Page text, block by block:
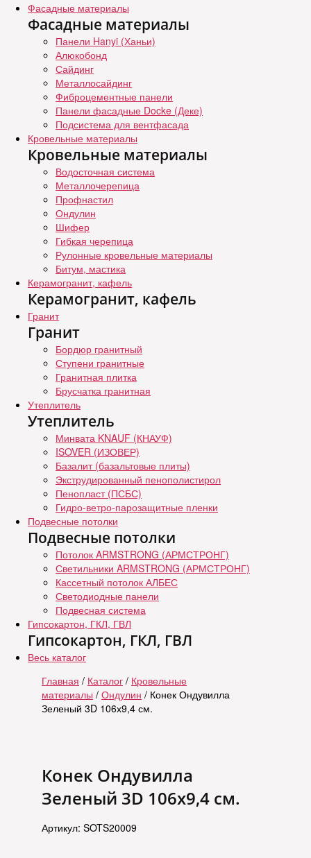
Фасадные материалы
Фасадные материалы
Панели Hanyi (Ханьи)
Алюкобонд
Сайдинг
Металлосайдинг
Фиброцементные панели
Панели фасадные Docke (Деке)
Подсистема для вентфасада
Кровельные материалы
Кровельные материалы
Водосточная система
Металлочерепица
Профнастил
Ондулин
Шифер
Гибкая черепица
Рулонные кровельные материалы
Битум, мастика
Керамогранит, кафель
Керамогранит, кафель
Гранит
Гранит
Бордюр гранитный
Ступени гранитные
Гранитная плитка
Брусчатка гранитная
Утеплитель
Утеплитель
Минвата KNAUF (КНАУФ)
ISOVER (ИЗОВЕР)
Базалит (базальтовые плиты)
Экструдированный пенополистирол
Пенопласт (ПСБС)
Гидро-ветро-парозащитные пленки
Подвесные потолки
Подвесные потолки
Потолок ARMSTRONG (АРМСТРОНГ)
Светильники ARMSTRONG (АРМСТРОНГ)
Кассетный потолок АЛБЕС
Светодиодные панели
Подвесная система
Гипсокартон, ГКЛ, ГВЛ
Гипсокартон, ГКЛ, ГВЛ
Весь каталог
Главная / Каталог / Кровельные
материалы / Ондулин / Конек Ондувилла
Зеленый 3D 106х9,4 см.
Конек Ондувилла
Зеленый 3D 106х9,4 см.
Артикул: SOTS20009